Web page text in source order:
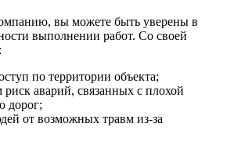
вы можете быть уверены в
выполнении работ. Со своей
по территории объекта;
аварий, связанных с плохой
дорог;
от возможных травм из-за